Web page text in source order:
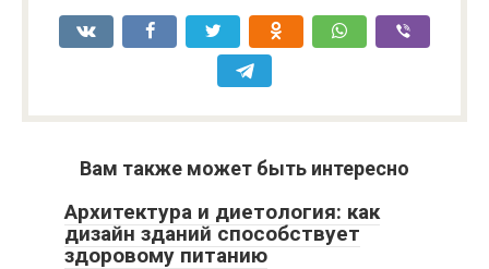
Вам также может быть интересно
Архитектура и диетология: как
дизайн зданий способствует
здоровому питанию